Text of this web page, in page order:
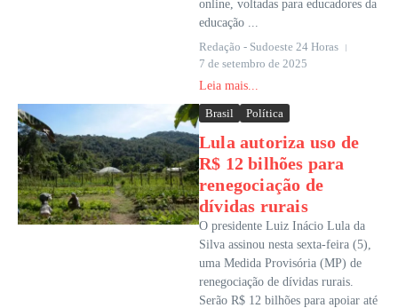
online, voltadas para educadores da
educação ...
Redação - Sudoeste 24 Horas
7 de setembro de 2025
Leia mais...
Brasil Política
Lula autoriza uso de
R$ 12 bilhões para
renegociação de
dívidas rurais
O presidente Luiz Inácio Lula da
Silva assinou nesta sexta-feira (5),
uma Medida Provisória (MP) de
renegociação de dívidas rurais.
Serão R$ 12 bilhões para apoiar até